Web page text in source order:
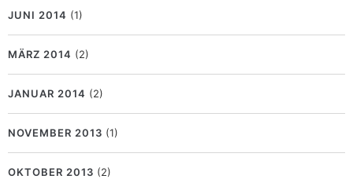
JUNI 2014 (1)
MÄRZ 2014 (2)
JANUAR 2014 (2)
NOVEMBER 2013 (1)
OKTOBER 2013 (2)